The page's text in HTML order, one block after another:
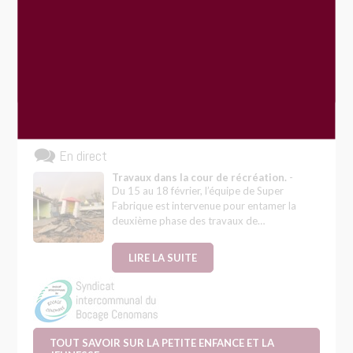
En direct
Travaux dans la cour de récréation. -
Du 15 au 18 février, l’équipe de Super
Fabrique est intervenue pour entamer la
deuxième phase des travaux de…
LIRE LA SUITE
TOUT SAVOIR SUR LA PETITE ENFANCE ET LA